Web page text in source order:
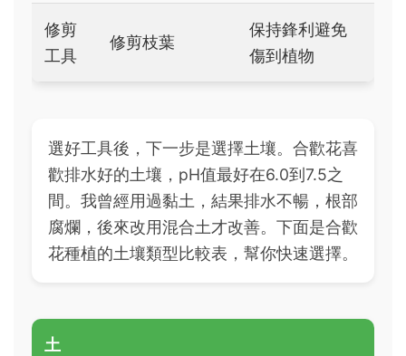
修剪
工具
修剪枝葉
保持鋒利避免
傷到植物
選好工具後，下一步是選擇土壤。合歡花喜
歡排水好的土壤，pH值最好在6.0到7.5之
間。我曾經用過黏土，結果排水不暢，根部
腐爛，後來改用混合土才改善。下面是合歡
花種植的土壤類型比較表，幫你快速選擇。
土